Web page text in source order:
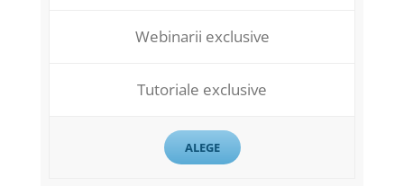
Webinarii exclusive
Tutoriale exclusive
ALEGE